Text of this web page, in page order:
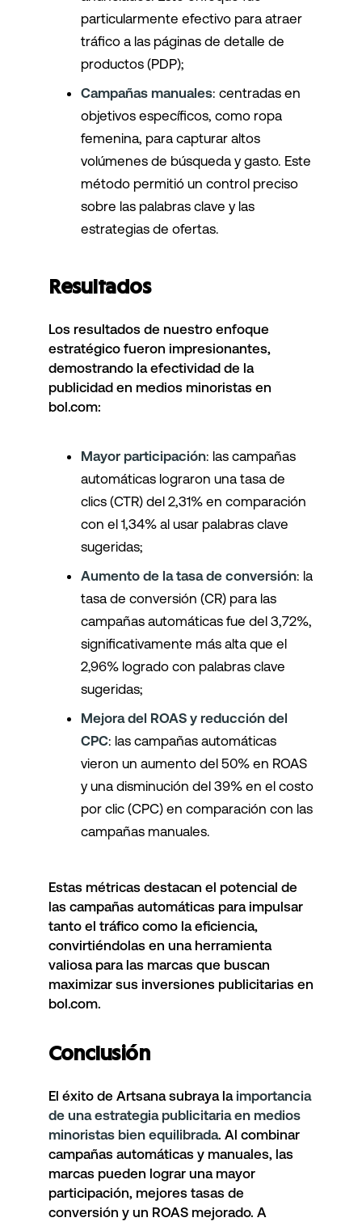
particularmente efectivo para atraer
tráfico a las páginas de detalle de
productos (PDP);
Campañas manuales: centradas en
objetivos específicos, como ropa
femenina, para capturar altos
volúmenes de búsqueda y gasto. Este
método permitió un control preciso
sobre las palabras clave y las
estrategias de ofertas.
Resultados
Los resultados de nuestro enfoque
estratégico fueron impresionantes,
demostrando la efectividad de la
publicidad en medios minoristas en
bol.com:
Mayor participación: las campañas
automáticas lograron una tasa de
clics (CTR) del 2,31% en comparación
con el 1,34% al usar palabras clave
sugeridas;
Aumento de la tasa de conversión: la
tasa de conversión (CR) para las
campañas automáticas fue del 3,72%,
significativamente más alta que el
2,96% logrado con palabras clave
sugeridas;
Mejora del ROAS y reducción del
CPC: las campañas automáticas
vieron un aumento del 50% en ROAS
y una disminución del 39% en el costo
por clic (CPC) en comparación con las
campañas manuales.
Estas métricas destacan el potencial de
las campañas automáticas para impulsar
tanto el tráfico como la eficiencia,
convirtiéndolas en una herramienta
valiosa para las marcas que buscan
maximizar sus inversiones publicitarias en
bol.com.
Conclusión
El éxito de Artsana subraya laimportancia
de una estrategia publicitaria en medios
minoristas bien equilibrada. Al combinar
campañas automáticas y manuales, las
marcas pueden lograr una mayor
participación, mejores tasas de
conversión y un ROAS mejorado. A